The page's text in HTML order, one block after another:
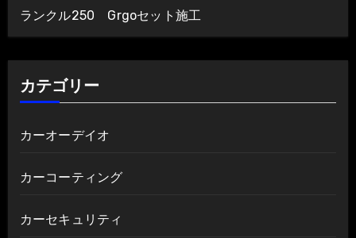
ランクル250 Grgoセット施工
カテゴリー
カーオーデイオ
カーコーティング
カーセキュリティ